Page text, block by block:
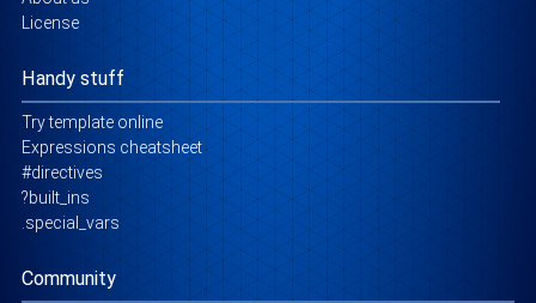
License
Handy stuff
Try template online
Expressions cheatsheet
#directives
?built_ins
.special_vars
Community